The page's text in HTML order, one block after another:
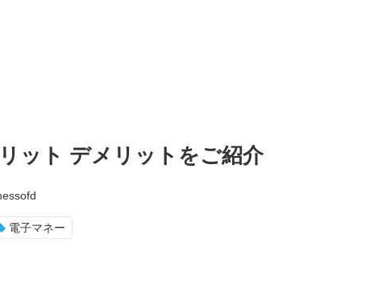
ット デメリットをご紹介
電子マネー